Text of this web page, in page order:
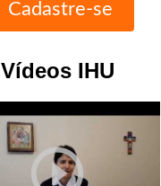
Vídeos IHU
play_circle_outline